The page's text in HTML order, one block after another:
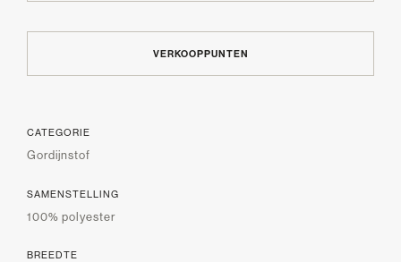
VERKOOPPUNTEN
CATEGORIE
Gordijnstof
SAMENSTELLING
100% polyester
BREEDTE